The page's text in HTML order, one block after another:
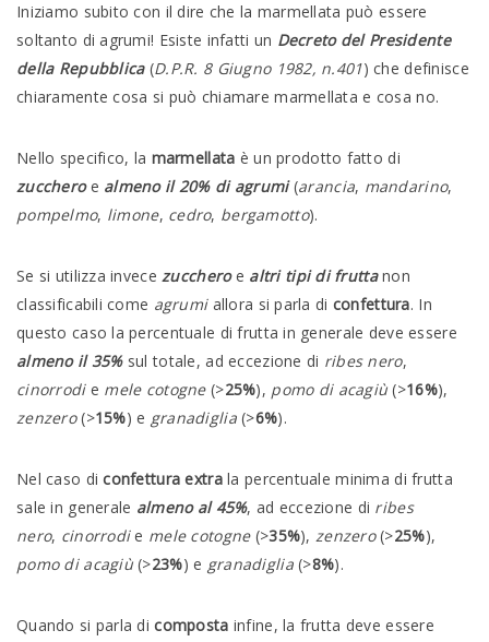
Iniziamo subito con il dire che la marmellata può essere
soltanto di agrumi! Esiste infatti un Decreto del Presidente
della Repubblica (D.P.R. 8 Giugno 1982, n.401) che definisce
chiaramente cosa si può chiamare marmellata e cosa no.
Nello specifico, la marmellata è un prodotto fatto di
zuccheroe almeno il 20% di agrumi(arancia, mandarino,
pompelmo, limone, cedro, bergamotto).
Se si utilizza invecezuccheroe altri tipi di fruttanon
classificabili come agrumiallora si parla di confettura. In
questo caso la percentuale di frutta in generale deve essere
almeno il 35%sul totale, ad eccezione di ribes nero,
cinorrodie mele cotogne(>25%), pomo di acagiù (>16%),
zenzero(>15%) e granadiglia(>6%).
Nel caso diconfettura extrala percentuale minima di frutta
sale in generale almeno al 45%, ad eccezione di ribes
nero, cinorrodie mele cotogne(>35%), zenzero(>25%),
pomo di acagiù(>23%) e granadiglia(>8%).
Quando si parla dicomposta infine, la frutta deve essere